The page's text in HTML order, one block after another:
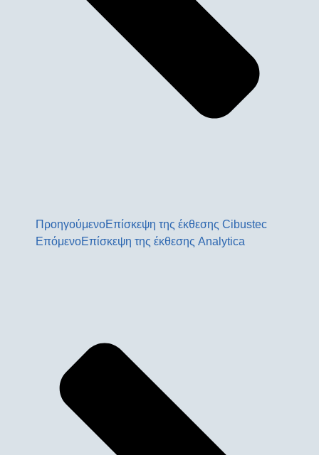
ΠροηγούμενοEπίσκεψη της έκθεσης Cibustec
ΕπόμενοEπίσκεψη της έκθεσης Analytica